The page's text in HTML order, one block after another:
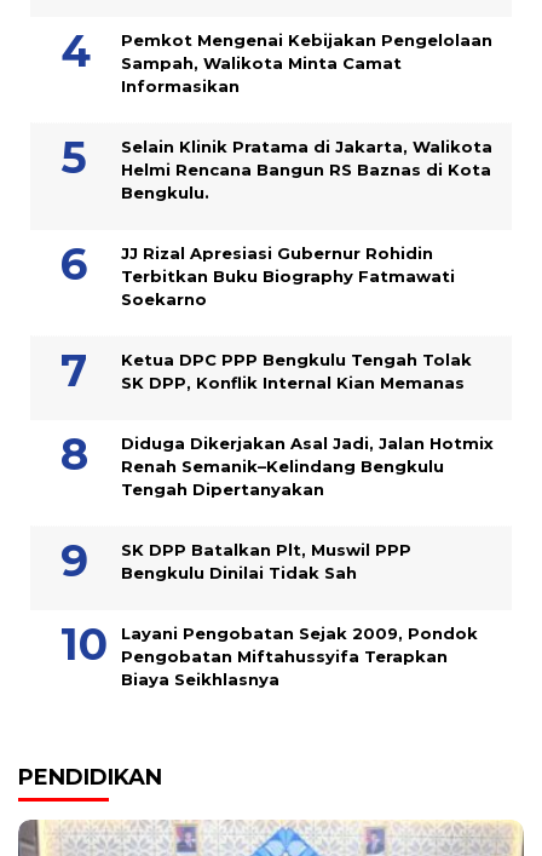
Pemkot Mengenai Kebijakan Pengelolaan
Sampah, Walikota Minta Camat
Informasikan
Selain Klinik Pratama di Jakarta, Walikota
Helmi Rencana Bangun RS Baznas di Kota
Bengkulu.
JJ Rizal Apresiasi Gubernur Rohidin
Terbitkan Buku Biography Fatmawati
Soekarno
Ketua DPC PPP Bengkulu Tengah Tolak
SK DPP, Konflik Internal Kian Memanas
Diduga Dikerjakan Asal Jadi, Jalan Hotmix
Renah Semanik–Kelindang Bengkulu
Tengah Dipertanyakan
SK DPP Batalkan Plt, Muswil PPP
Bengkulu Dinilai Tidak Sah
Layani Pengobatan Sejak 2009, Pondok
Pengobatan Miftahussyifa Terapkan
Biaya Seikhlasnya
PENDIDIKAN